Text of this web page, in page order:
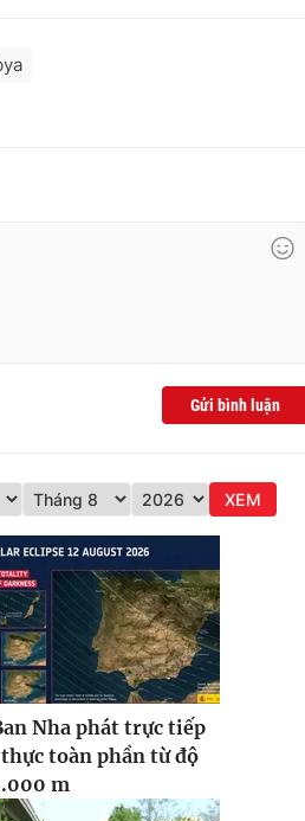
Gửi bình luận
XEM
Nha phát trực tiếp
toàn phần từ độ
m